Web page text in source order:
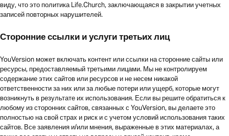
виду, что это политика Life.Church, заключающаяся в закрытии учетных
записей повторных нарушителей.
Сторонние ссылки и услуги третьих лиц
YouVersion может включать контент или ссылки на сторонние сайты или
ресурсы, предоставляемый третьими лицами. Мы не контролируем
содержание этих сайтов или ресурсов и не несем никакой
ответственности за них или за любые потери или ущерб, которые могут
возникнуть в результате их использования. Если вы решите обратиться к
любому из сторонних сайтов, связанных с YouVersion, вы делаете это
полностью на свой страх и риск и с учетом условий использования таких
сайтов. Все заявления и/или мнения, выраженные в этих материалах, а